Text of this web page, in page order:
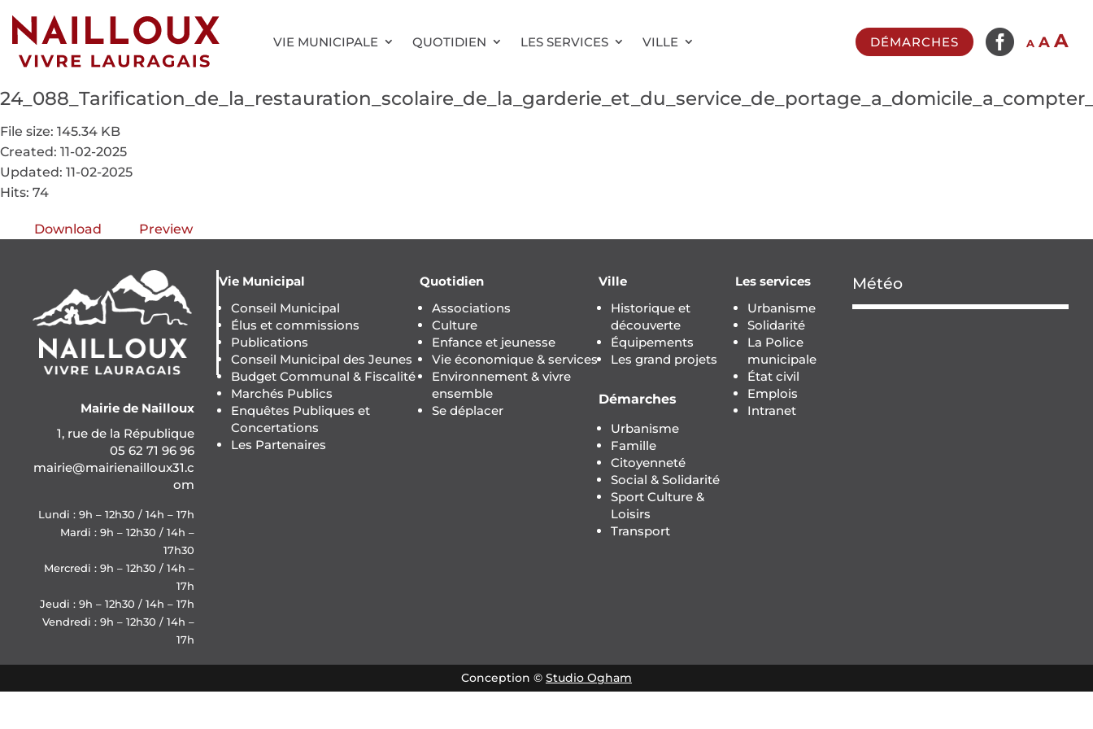
VIE MUNICIPALE QUOTIDIEN LES SERVICES VILLE DÉMARCHES  A Decrease
A Reset
A
File size: 145.34 KB
Created: 11-02-2025
Updated: 11-02-2025
Hits: 74
Download Preview
Mairie de Nailloux
1, rue de la République
05 62 71 96 96
mairie@mairienailloux31.c
om
Lundi : 9h – 12h30 / 14h – 17h
Mardi : 9h – 12h30 / 14h –
17h30
Mercredi : 9h – 12h30 / 14h –
17h
Jeudi : 9h – 12h30 / 14h – 17h
Vendredi : 9h – 12h30 / 14h –
17h
Vie Municipal
Conseil Municipal
Élus et commissions
Publications
Conseil Municipal des Jeunes
Budget Communal & Fiscalité
Marchés Publics
Enquêtes Publiques et
Concertations
Les Partenaires
Quotidien
Associations
Culture
Enfance et jeunesse
Vie économique & services
Environnement & vivre
ensemble
Se déplacer
Ville
Historique et
découverte
Équipements
Les grand projets
Démarches
Urbanisme
Famille
Citoyenneté
Social & Solidarité
Sport Culture &
Loisirs
Transport
Les services
Urbanisme
Solidarité
La Police
municipale
État civil
Emplois
Intranet
Météo
Conception © Studio Ogham